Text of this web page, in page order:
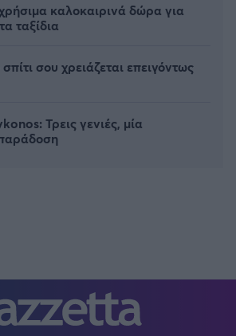
καλοκαιρινά δώρα για
ταξίδια
σου χρειάζεται επειγόντως
Τρεις γενιές, μία